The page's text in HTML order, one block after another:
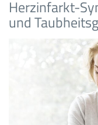
Herzinfarkt-
und